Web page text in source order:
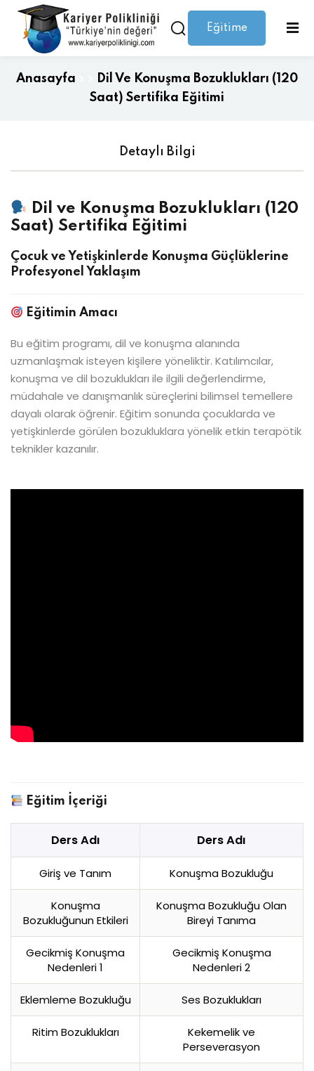
Eğitime
Anasayfa
Dil Ve Konuşma Bozuklukları (120
Saat) Sertifika Eğitimi
Detaylı Bilgi
Dil ve Konuşma Bozuklukları (120
Saat) Sertifika Eğitimi
Çocuk ve Yetişkinlerde Konuşma Güçlüklerine
Profesyonel Yaklaşım
Eğitimin Amacı
Bu eğitim programı, dil ve konuşma alanında
uzmanlaşmak isteyen kişilere yöneliktir. Katılımcılar,
konuşma ve dil bozuklukları ile ilgili değerlendirme,
müdahale ve danışmanlık süreçlerini bilimsel temellere
dayalı olarak öğrenir. Eğitim sonunda çocuklarda ve
yetişkinlerde görülen bozukluklara yönelik etkin terapötik
teknikler kazanılır.
Eğitim İçeriği
Ders Adı Ders Adı
Giriş ve Tanım Konuşma Bozukluğu
Konuşma
Bozukluğunun Etkileri
Konuşma Bozukluğu Olan
Bireyi Tanıma
Gecikmiş Konuşma
Nedenleri 1
Gecikmiş Konuşma
Nedenleri 2
Eklemleme Bozukluğu Ses Bozuklukları
Ritim Bozuklukları
Kekemelik ve
Perseverasyon
Giriş yap Kaydolmak
Giriş yap
Hesabınız yok mu?Kaydolmak